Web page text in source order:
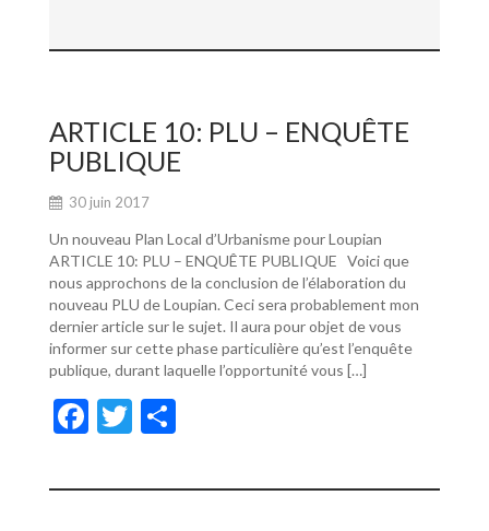
e
o
o
k
itt ta
er
ARTICLE 10: PLU – ENQUÊTE
PUBLIQUE
30 juin 2017
Un nouveau Plan Local d’Urbanisme pour Loupian
ARTICLE 10: PLU – ENQUÊTE PUBLIQUE Voici que
nous approchons de la conclusion de l’élaboration du
nouveau PLU de Loupian. Ceci sera probablement mon
dernier article sur le sujet. Il aura pour objet de vous
informer sur cette phase particulière qu’est l’enquête
publique, durant laquelle l’opportunité vous […]
F
e
T
itt ta